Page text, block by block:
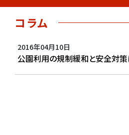
コラム
2016年04月10日
公園利用の規制緩和と安全対策